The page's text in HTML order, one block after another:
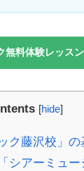
料体験レッス
[hide]
ク藤沢校」の
シアーミュー